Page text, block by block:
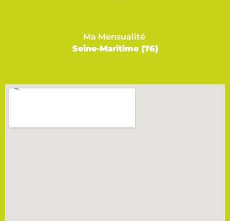
Ma Mensualité
Seine-Maritime (76)